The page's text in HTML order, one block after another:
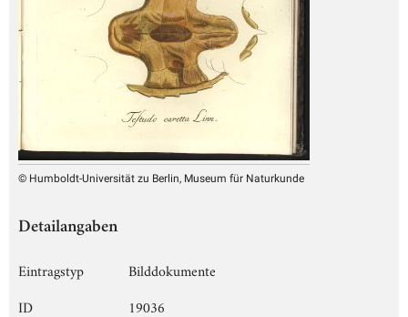
© Humboldt-Universität zu Berlin, Museum für Naturkunde
Detailangaben
Eintragstyp
Bilddokumente
ID
19036